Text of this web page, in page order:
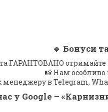
🔹 Бонуси
та ГАРАНТОВАНО отримайте
📸 Нам особливо
менеджеру в Telegram,
у Google – «